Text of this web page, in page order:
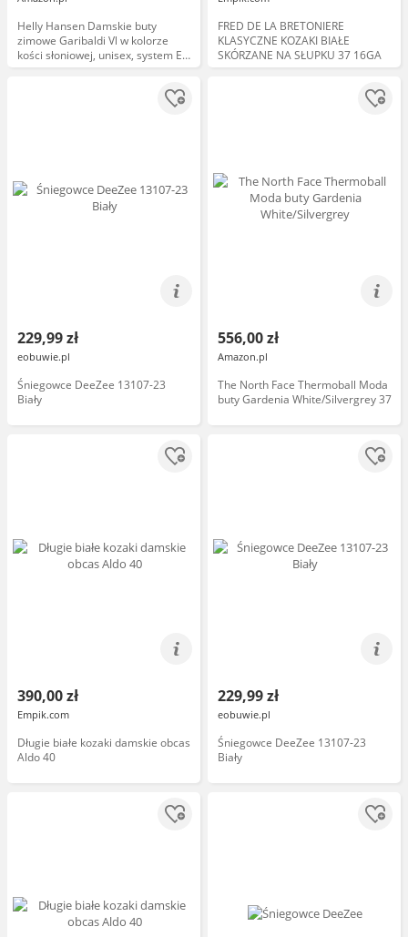
Helly Hansen Damskie buty
zimowe Garibaldi Vl w kolorze
kości słoniowej, unisex, system EU
Footwear Size System, dla
FRED DE LA BRETONIERE
KLASYCZNE KOZAKI BIAŁE
SKÓRZANE NA SŁUPKU 37 16GA
229,99 zł
eobuwie.pl
Śniegowce DeeZee 13107-23
Biały
556,00 zł
Amazon.pl
The North Face Thermoball Moda
buty Gardenia White/Silvergrey 37
390,00 zł
Empik.com
Długie białe kozaki damskie obcas
Aldo 40
229,99 zł
eobuwie.pl
Śniegowce DeeZee 13107-23
Biały